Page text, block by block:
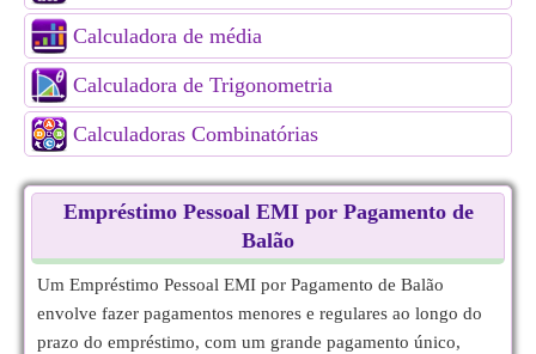
Calculadora de média
Calculadora de Trigonometria
Calculadoras Combinatórias
Empréstimo Pessoal EMI por Pagamento de
Balão
Um Empréstimo Pessoal EMI por Pagamento de Balão
envolve fazer pagamentos menores e regulares ao longo do
prazo do empréstimo, com um grande pagamento único,